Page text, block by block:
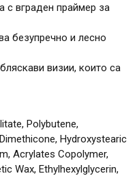
с вграден праймер за
безупречно и лесно
визии, които са
Polybutene,
Hydroxystearic
Acrylates Copolymer,
Wax, Ethylhexylglycerin,